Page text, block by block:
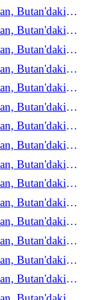
Butan'daki
Butan'daki
Butan'daki
Butan'daki
Butan'daki
Butan'daki
Butan'daki
Butan'daki
Butan'daki
Butan'daki
Butan'daki
Butan'daki
Butan'daki
Butan'daki
Butan'daki